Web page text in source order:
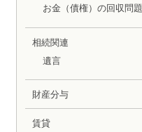
お金（債権）の回収問題
相続関連
遺言
財産分与
賃貸